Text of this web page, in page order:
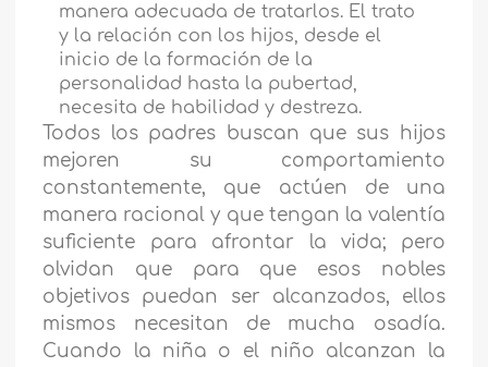
manera adecuada de tratarlos. El trato
y la relación con los hijos, desde el
inicio de la formación de la
personalidad hasta la pubertad,
necesita de habilidad y destreza.
Todos los padres buscan que sus hijos
mejoren su comportamiento
constantemente, que actúen de una
manera racional y que tengan la valentía
suficiente para afrontar la vida; pero
olvidan que para que esos nobles
objetivos puedan ser alcanzados, ellos
mismos necesitan de mucha osadía.
Cuando la niña o el niño alcanzan la